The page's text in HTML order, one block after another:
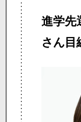
進学先
さん目